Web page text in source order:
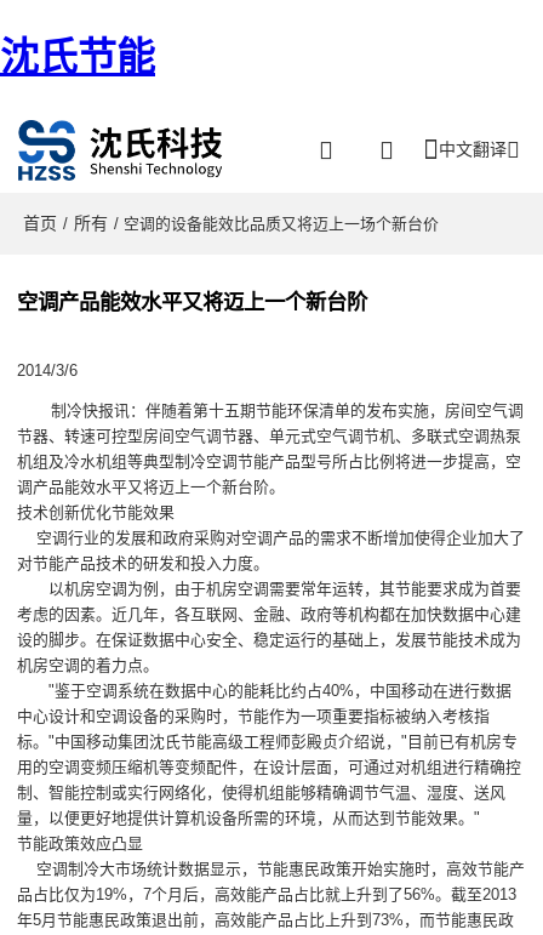
沈氏节能
中文翻译
首页 / 所有 / 空调的设备能效比品质又将迈上一场个新台价
空调产品能效水平又将迈上一个新台阶
2014/3/6
制冷快报讯：伴随着第十五期节能环保清单的发布实施，房间空气调
节器、转速可控型房间空气调节器、单元式空气调节机、多联式空调热泵
机组及冷水机组等典型制冷空调节能产品型号所占比例将进一步提高，空
调产品能效水平又将迈上一个新台阶。
技术创新优化节能效果
空调行业的发展和政府采购对空调产品的需求不断增加使得企业加大了
对节能产品技术的研发和投入力度。
以机房空调为例，由于机房空调需要常年运转，其节能要求成为首要
考虑的因素。近几年，各互联网、金融、政府等机构都在加快数据中心建
设的脚步。在保证数据中心安全、稳定运行的基础上，发展节能技术成为
机房空调的着力点。
"鉴于空调系统在数据中心的能耗比约占40%，中国移动在进行数据
中心设计和空调设备的采购时，节能作为一项重要指标被纳入考核指
标。"中国移动集团沈氏节能高级工程师彭殿贞介绍说，"目前已有机房专
用的空调变频压缩机等变频配件，在设计层面，可通过对机组进行精确控
制、智能控制或实行网络化，使得机组能够精确调节气温、湿度、送风
量，以便更好地提供计算机设备所需的环境，从而达到节能效果。"
节能政策效应凸显
空调制冷大市场统计数据显示，节能惠民政策开始实施时，高效节能产
品占比仅为19%，7个月后，高效能产品占比就上升到了56%。截至2013
年5月节能惠民政策退出前，高效能产品占比上升到73%，而节能惠民政